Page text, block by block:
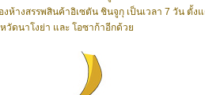
ห้างสรรพสินค้าอิเซตัน ชินจูกุ เป็นเวลา 7 วัน ตั้
วัดนาโงย่า และ โอซาก้าอีกด้วย